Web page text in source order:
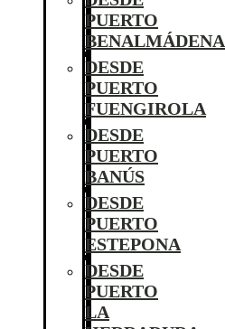
PUERTO
BENALMÁDENA
DESDE
PUERTO
FUENGIROLA
DESDE
PUERTO
BANÚS
DESDE
PUERTO
ESTEPONA
DESDE
PUERTO
LA